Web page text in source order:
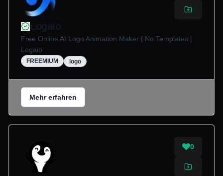
Logaio
Free Online AI Logo Animation Maker | No Templates |
Logaio
FREEMIUM logo
Mehr erfahren
0